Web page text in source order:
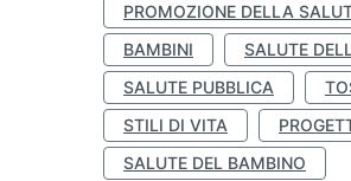
PROMOZIONE DELLA
BAMBINI
SALUTE
SALUTE PUBBLICA
STILI DI VITA
SALUTE DEL BAMBINO